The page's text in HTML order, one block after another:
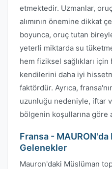
etmektedir. Uzmanlar,
alımının önemine dikkat
boyunca, oruç tutan
yeterli miktarda su
hem fiziksel sağlıkları
kendilerini daha iyi
faktördür. Ayrıca,
uzunluğu nedeniyle, iftar
bölgenin koşullarına göre
Fransa - MAURON'da
Gelenekler
Mauron'daki Müslüman